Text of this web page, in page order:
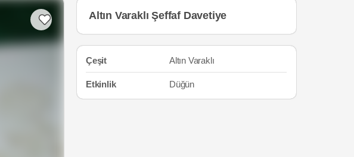
Altın Varaklı Şeffaf Davetiye
Çeşit Altın Varaklı
Etkinlik Düğün